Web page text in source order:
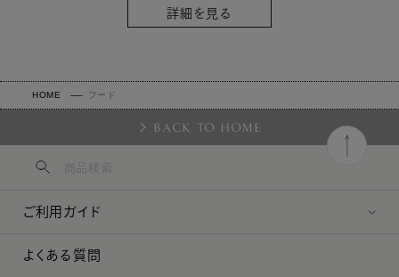
トショップの「ショコラ・フレ」に代表される、和光な
詳細を見る
HOME フード
BACK TO HOME
ご利用ガイド
よくある質問